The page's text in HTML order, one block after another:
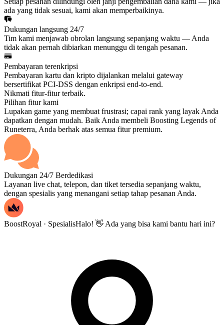
ada yang tidak sesuai, kami akan memperbaikinya.
Dukungan langsung 24/7
Tim kami menjawab obrolan langsung sepanjang waktu — Anda
tidak akan pernah dibiarkan menunggu di tengah pesanan.
Pembayaran terenkripsi
Pembayaran kartu dan kripto dijalankan melalui gateway
bersertifikat PCI-DSS dengan enkripsi end-to-end.
Nikmati fitur-fitur terbaik.
Pilihan fitur kami
Lupakan game yang membuat frustrasi; capai rank yang layak Anda
dapatkan dengan mudah. Baik Anda membeli Boosting Legends of
Runeterra, Anda berhak atas semua fitur premium.
Dukungan 24/7 Berdedikasi
Layanan live chat, telepon, dan tiket tersedia sepanjang waktu,
dengan spesialis yang menangani setiap tahap pesanan Anda.
BoostRoyal · SpesialisHalo! 👋 Ada yang bisa kami bantu hari ini?